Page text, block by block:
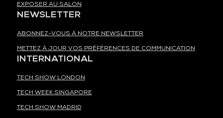
EXPOSER AU SALON
NEWSLETTER
ABONNEZ-VOUS À NOTRE NEWSLETTER
METTEZ À JOUR VOS PRÉFÉRENCES DE COMMUNICATION
INTERNATIONAL
TECH SHOW LONDON
TECH WEEK SINGAPORE
TECH SHOW MADRID